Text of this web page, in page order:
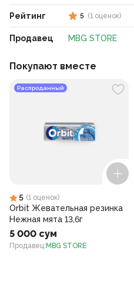
Рейтинг
Продавец
5 (1 оценок)
MBG STORE
Покупают вместе
Распроданный
5 (1 оценок)
Orbit Жевательная резинка
Нежная мята 13,6г
5 000 сум
Продавец: MBG STORE